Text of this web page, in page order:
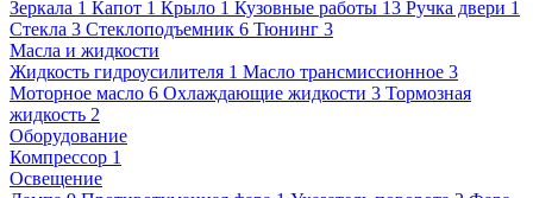
Зеркала 1 Капот 1 Крыло 1 Кузовные работы 13 Ручка двери 1
Стекла 3 Стеклоподъемник 6 Тюнинг 3
Масла и жидкости
Жидкость гидроусилителя 1 Масло трансмиссионное 3
Моторное масло 6 Охлаждающие жидкости 3 Тормозная
жидкость 2
Оборудование
Компрессор 1
Освещение